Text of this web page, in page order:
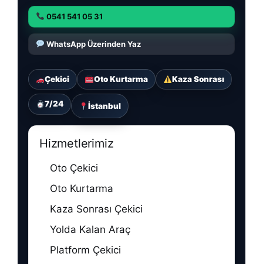
0541 541 05 31
WhatsApp Üzerinden Yaz
Çekici Oto Kurtarma Kaza Sonrası
7/24 İstanbul
Hizmetlerimiz
Oto Çekici
Oto Kurtarma
Kaza Sonrası Çekici
Yolda Kalan Araç
Platform Çekici